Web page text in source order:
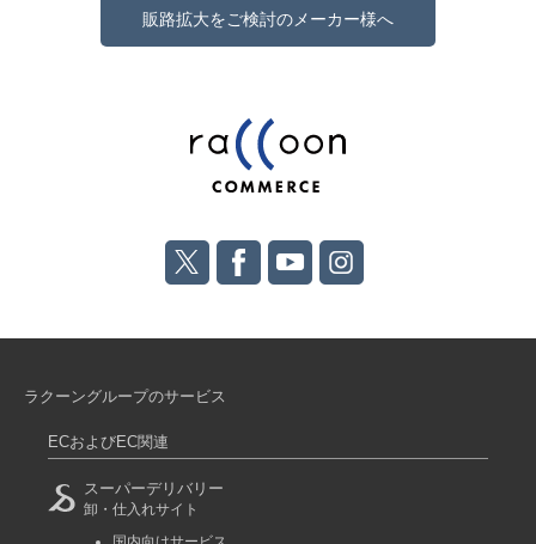
販路拡大をご検討のメーカー様へ
ラクーングループのサービス
ECおよびEC関連
スーパーデリバリー
卸・仕入れサイト